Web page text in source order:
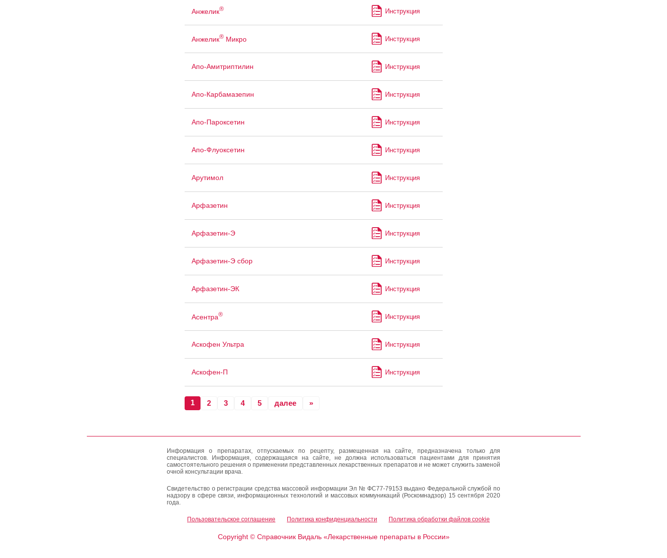
Анжелик® Инструкция
Анжелик®Микро Инструкция
Апо-Амитриптилин Инструкция
Апо-Карбамазепин Инструкция
Апо-Пароксетин Инструкция
Апо-Флуоксетин Инструкция
Арутимол Инструкция
Арфазетин Инструкция
Арфазетин-Э Инструкция
Арфазетин-Э сбор Инструкция
Арфазетин-ЭК Инструкция
Асентра® Инструкция
Аскофен Ультра Инструкция
Аскофен-П Инструкция
1 2 3 4 5 далее »
Информация о препаратах, отпускаемых по рецепту, размещенная на сайте, предназначена только для
специалистов. Информация, содержащаяся на сайте, не должна использоваться пациентами для принятия
самостоятельного решения о применении представленных лекарственных препаратов и не может служить заменой
очной консультации врача.
Свидетельство о регистрации средства массовой информации Эл № ФС77-79153 выдано Федеральной службой по
надзору в сфере связи, информационных технологий и массовых коммуникаций (Роскомнадзор) 15 сентября 2020
года.
Пользовательское соглашение Политика конфиденциальности Политика обработки файлов cookie
Copyright ©Справочник Видаль «Лекарственные препараты в России»